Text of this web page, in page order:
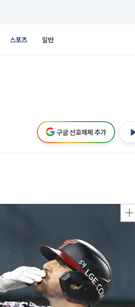
스포츠 일반
구글 선호매체 추가